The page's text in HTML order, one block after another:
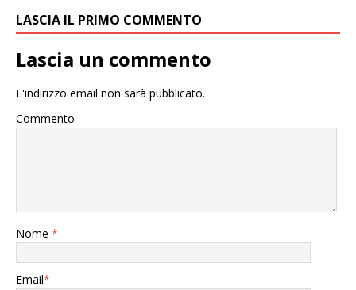
LASCIA IL PRIMO COMMENTO
Lascia un commento
L'indirizzo email non sarà pubblicato.
Commento
Nome *
Email*